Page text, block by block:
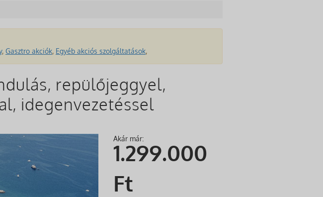
, Gasztro akciók, Egyéb akciós szolgáltatások,
repülőjeggyel,
idegenvezetéssel
Akár már:
1.299.000
Ft